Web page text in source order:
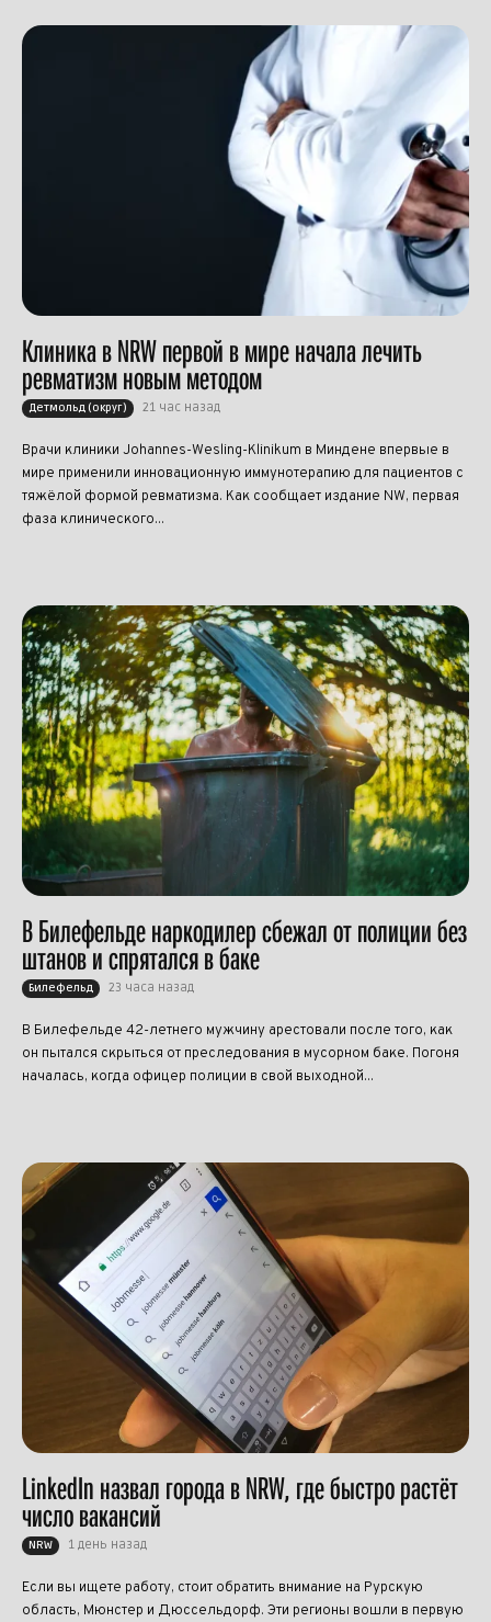
Клиника в NRW первой в мире начала лечить
ревматизм новым методом
Детмольд (округ) 21 час назад
Врачи клиники Johannes-Wesling-Klinikum в Миндене впервые в
мире применили инновационную иммунотерапию для пациентов с
тяжёлой формой ревматизма. Как сообщает издание NW, первая
фаза клинического...
В Билефельде наркодилер сбежал от полиции без
штанов и спрятался в баке
Билефельд 23 часа назад
В Билефельде 42-летнего мужчину арестовали после того, как
он пытался скрыться от преследования в мусорном баке. Погоня
началась, когда офицер полиции в свой выходной...
LinkedIn назвал города в NRW, где быстро растёт
число вакансий
NRW 1 день назад
Если вы ищете работу, стоит обратить внимание на Рурскую
область, Мюнстер и Дюссельдорф. Эти регионы вошли в первую